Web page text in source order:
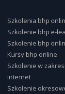
Szkolenia bhp
Szkolenie bhp e-
Szkolenie bhp
Kursy bhp online
Szkolenie w
internet
Szkolenie